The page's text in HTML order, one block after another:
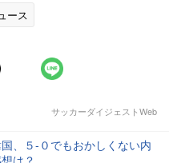
ース
サッカーダイジェストWeb
、５-０でもおかしくない内
は？